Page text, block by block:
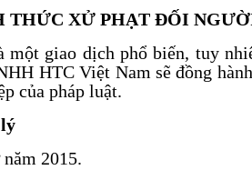
THỨC XỬ PHẠT ĐỐI
một giao dịch phổ biến, tuy
HTC Việt Nam sẽ đồng
của pháp luật.
2015.